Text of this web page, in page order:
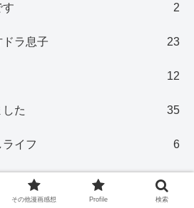
す 2
ラ息子 23
12
た 35
イフ 6
ュージアム
その他漫画感想 Profile 検索